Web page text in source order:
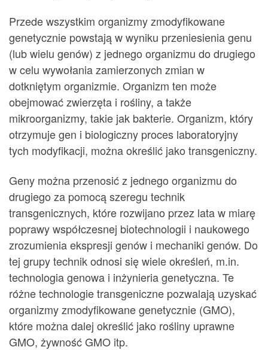
Przede wszystkim organizmy zmodyfikowane
genetycznie powstają w wyniku przeniesienia genu
(lub wielu genów) z jednego organizmu do drugiego
w celu wywołania zamierzonych zmian w
dotkniętym organizmie. Organizm ten może
obejmować zwierzęta i rośliny, a także
mikroorganizmy, takie jak bakterie. Organizm, który
otrzymuje gen i biologiczny proces laboratoryjny
tych modyfikacji, można określić jako transgeniczny.
Geny można przenosić z jednego organizmu do
drugiego za pomocą szeregu technik
transgenicznych, które rozwijano przez lata w miarę
poprawy współczesnej biotechnologii i naukowego
zrozumienia ekspresji genów i mechaniki genów. Do
tej grupy technik odnosi się wiele określeń, m.in.
technologia genowa i inżynieria genetyczna. Te
różne technologie transgeniczne pozwalają uzyskać
organizmy zmodyfikowane genetycznie (GMO),
które można dalej określić jako rośliny uprawne
GMO, żywność GMO itp.